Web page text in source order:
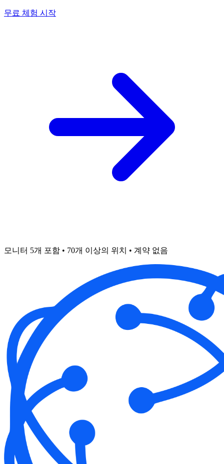
무료 체험 시작
모니터 5개 포함 • 70개 이상의 위치 • 계약 없음